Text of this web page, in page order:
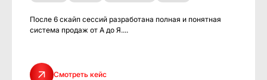
После 6 скайп сессий разработана полная и понятная
система продаж от А до Я....
Смотреть кейс